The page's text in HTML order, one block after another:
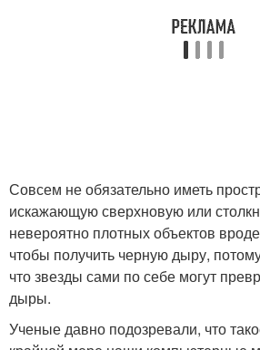
Совсем не обязательно иметь
искажающую сверхновую или
невероятно плотных объектов
чтобы получить черную дыру,
что звезды сами по себе могут
дыры.
Ученые давно подозревали, что